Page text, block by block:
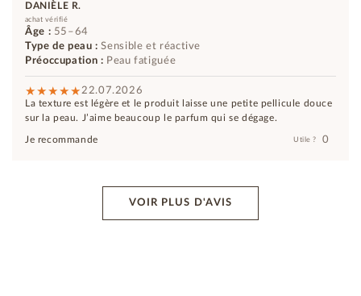
DANIÈLE R.
achat vérifié
Âge : 55–64
Type de peau : Sensible et réactive
Préoccupation : Peau fatiguée
22.07.2026
La texture est légère et le produit laisse une petite pellicule douce
sur la peau. J’aime beaucoup le parfum qui se dégage.
Je recommande Utile ? 0
VOIR PLUS D'AVIS